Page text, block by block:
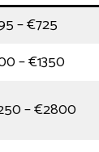
– €725
– €1350
– €2800